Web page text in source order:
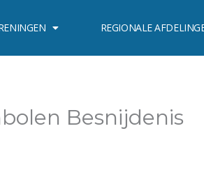
REGIONALE
Besnijdenis